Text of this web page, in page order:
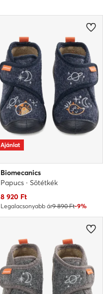
Ajánlat
Biomecanics
Papucs · Sötétkék
Aktuális ár
8 920 Ft
Legalacsonyabb ár9 890 Ft-9%